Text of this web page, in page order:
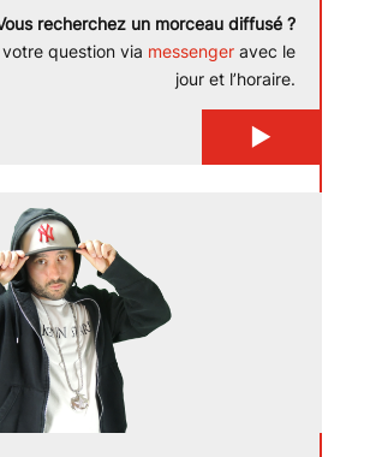
recherchez un morceau diffusé ?
votre question via messenger avec le
jour et l’horaire.
▶
▶